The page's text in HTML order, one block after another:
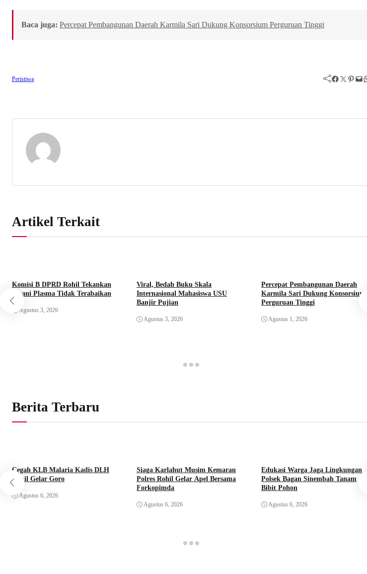
Baca juga: Percepat Pembangunan Daerah Karmila Sari Dukung Konsorsium Perguruan Tinggi
Peristiwa Facebook Twitter Pinterest Mail WhatsApp
Artikel Terkait
Komisi B DPRD Rohil Tekankan
Petani Plasma Tidak Terabaikan
Agustus 3, 2026
Viral, Bedah Buku Skala
Internasional Mahasiswa USU
Banjir Pujian
Agustus 3, 2026
Percepat Pembangunan Daerah
Karmila Sari Dukung Konsorsium
Perguruan Tinggi
Agustus 1, 2026
Berita Terbaru
Cegah KLB Malaria Kadis DLH
Rohil Gelar Goro
Agustus 6, 2026
Siaga Karlahut Musim Kemarau
Polres Rohil Gelar Apel Bersama
Forkopimda
Agustus 6, 2026
Edukasi Warga Jaga Lingkungan
Polsek Bagan Sinembah Tanam
Bibit Pohon
Agustus 6, 2026